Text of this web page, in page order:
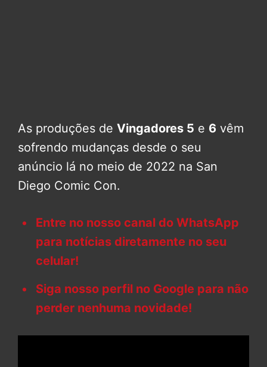
As produções de Vingadores 5 e 6 vêm
sofrendo mudanças desde o seu
anúncio lá no meio de 2022 na San
Diego Comic Con.
Entre no nosso canal do WhatsApp
para notícias diretamente no seu
celular!
Siga nosso perfil no Google para não
perder nenhuma novidade!